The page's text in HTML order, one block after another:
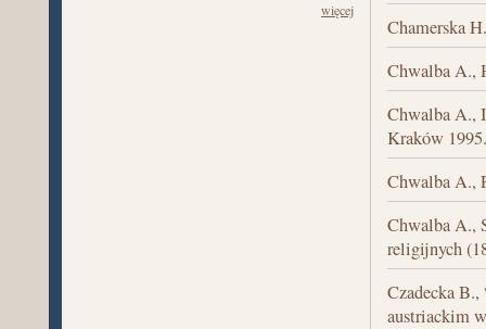
Chamerska
Chwalba A.,
Chwalba A.,
Kraków 1995.
Chwalba A.,
Chwalba A.,
religijnych
Czadecka
austriackim
więcej